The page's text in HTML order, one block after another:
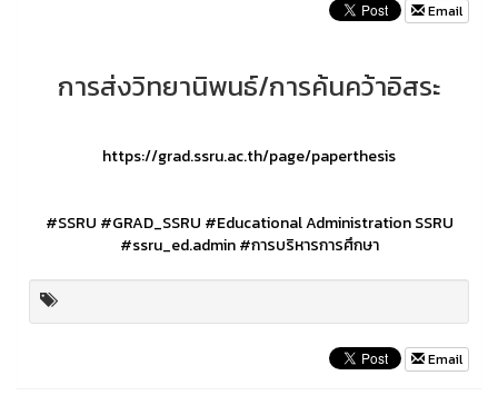
Email
การส่งวิทยานิพนธ์/การค้นคว้าอิสระ
https://grad.ssru.ac.th/page/paperthesis
#SSRU #GRAD_SSRU #Educational Administration SSRU
#ssru_ed.admin #การบริหารการศึกษา
Email